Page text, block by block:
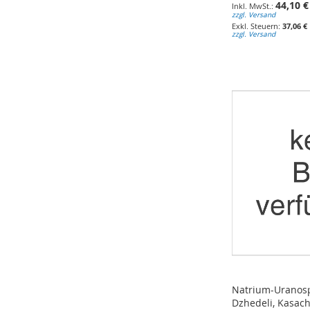
44,10 €
zzgl. Versand
37,06 €
zzgl. Versand
Natrium-
Dzhedeli,